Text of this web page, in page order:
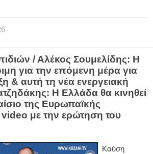
/ Αλέκος Σουμελίδης: Η
για την επόμενη μέρα για
& αυτή τη νέα ενεργειακή
Η Ελλάδα θα κινηθεί
της Ευρωπαϊκής
με την ερώτηση του
Καύση